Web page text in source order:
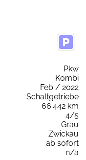
Pkw
Kombi
Feb / 2022
Schaltgetriebe
66.442 km
4/5
Grau
Zwickau
ab sofort
n/a